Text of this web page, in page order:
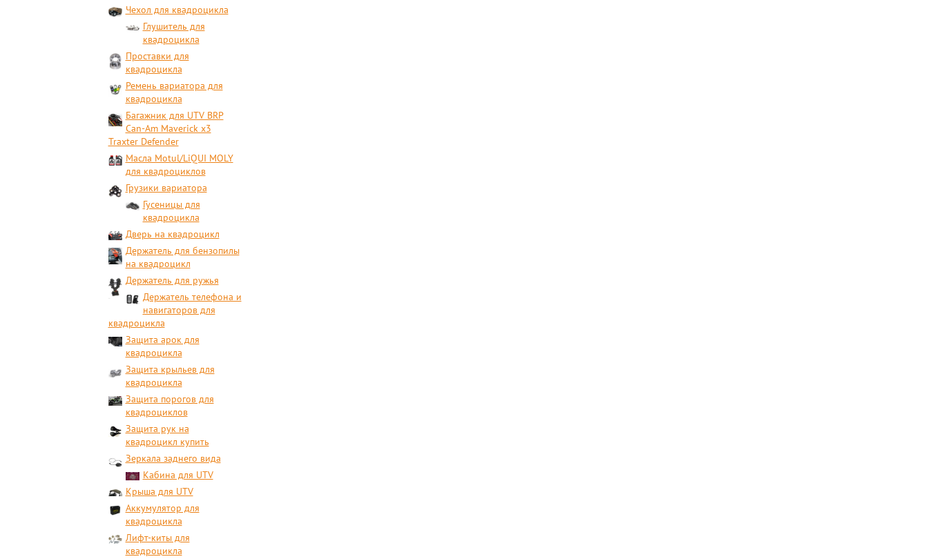
Чехол для квадроцикла
Глушитель для
квадроцикла
Проставки для
квадроцикла
Ремень вариатора для
квадроцикла
Багажник для UTV BRP
Can-Am Maverick x3
Traxter Defender
Масла Motul/LiQUI MOLY
для квадроциклов
Грузики вариатора
Гусеницы для
квадроцикла
Дверь на квадроцикл
Держатель для бензопилы
на квадроцикл
Держатель для ружья
Держатель телефона и
навигаторов для
квадроцикла
Защита арок для
квадроцикла
Защита крыльев для
квадроцикла
Защита порогов для
квадроциклов
Защита рук на
квадроцикл купить
Зеркала заднего вида
Кабина для UTV
Крыша для UTV
Аккумулятор для
квадроцикла
Лифт-киты для
квадроцикла